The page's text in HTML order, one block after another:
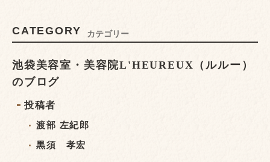
CATEGORY カテゴリー
池袋美容室・美容院L'HEUREUX（ルルー）
のブログ
投稿者
渡部 左紀郎
黒須 孝宏